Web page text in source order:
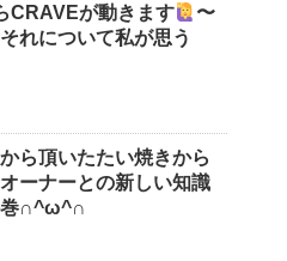
CRAVEが動きます
〜
れについて私が思う
ら頂いたたい焼きから
ーナーとの新しい知識
巻∩^ω^∩